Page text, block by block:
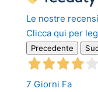
Le nostre
Clicca qui per
Precedente
7 Giorni Fa